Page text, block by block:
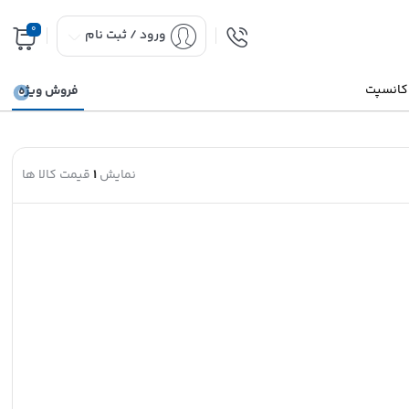
ورود / ثبت نام 0
کانسپت فروش ویژه
نمایش1 قیمت کالا ها